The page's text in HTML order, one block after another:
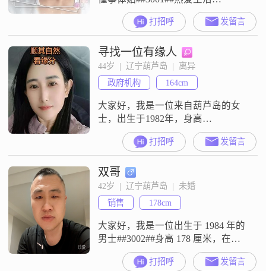
##3002##想觅一位人品端正
##3001##成熟稳重##3001##有责任
心，待人专一##3001##踏实过日子
的伴侣##3002##我对待感情专一认
真，真心换真心，愿往后相互珍惜
包容，平淡安稳相伴到老##3002##
打招呼 发留言
寻找一位有缘人
44岁  |  辽宁葫芦岛  |  离异
政府机构
164cm
大家好，我是一位来自葫芦岛的女
士，出生于1982年，身高
164cm##3002##我拥有大学本科学
历，现在的工作收入在3000元以下
##3002##我性格开朗，总是爱笑，
善于理解他人的想法和感受，富有
同理心##3002##在生活中，我独立
自信，随和易相处，真诚可靠，喜
欢精致的生活方式##3002##我热爱
电影，喜欢追剧
打招呼 发留言
双哥
42岁  |  辽宁葫芦岛  |  未婚
销售
178cm
大家好，我是一位出生于 1984 年的
男士##3002##身高 178 厘米，在葫
芦岛工作，学历是大专##3002##我
的月收入在 5001 - 8000 元之间
打招呼 发留言